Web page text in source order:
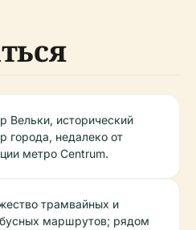
Вельки, исторический
города, недалеко от
метро Centrum.
трамвайных и
маршрутов; рядом